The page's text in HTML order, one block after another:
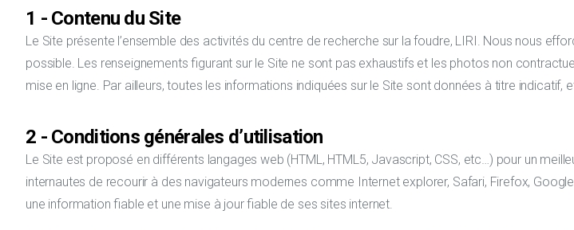
1 - Contenu du Site
Le Site présente l’ensemble des activités du centre de recherche sur la foudre, LIRI. Nous nous
possible. Les renseignements figurant sur le Site ne sont pas exhaustifs et les photos non
mise en ligne. Par ailleurs, toutes les informations indiquées sur le Site sont données à titre indicatif,
2 - Conditions générales d’utilisation
Le Site est proposé en différents langages web (HTML, HTML5, Javascript, CSS, etc…) pour un
internautes de recourir à des navigateurs modernes comme Internet explorer, Safari, Firefox,
une information fiable et une mise à jour fiable de ses sites internet.